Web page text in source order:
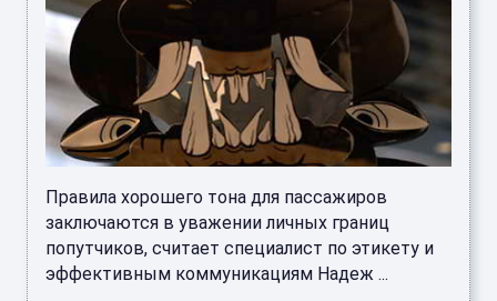
Правила хорошего тона для пассажиров
заключаются в уважении личных границ
попутчиков, считает специалист по этикету и
эффективным коммуникациям Надеж ...